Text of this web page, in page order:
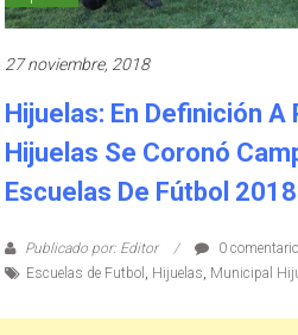
27 noviembre, 2018
Hijuelas: En Definición A
Hijuelas Se Coronó
Escuelas De Fútbol 2018
Publicado por: Editor
0
Escuelas de Futbol
Hijuelas Municipal